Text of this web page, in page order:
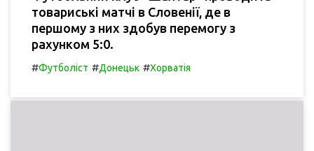
товариські матчі в Словенії, де в
першому з них здобув перемогу з
рахунком 5:0.
#Футболіст #Донецьк #Хорватія